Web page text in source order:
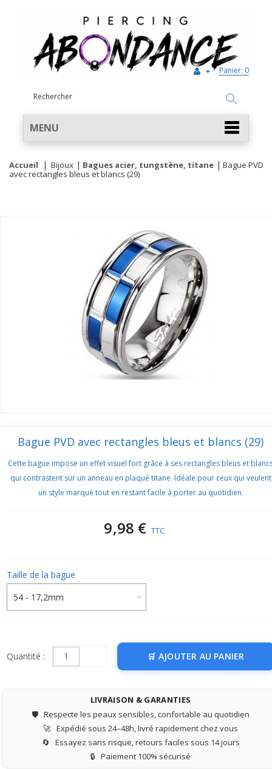
Panier: 0
MENU
Accueil Bijoux Bagues acier, tungstène, titane
Bague PVD
avec rectangles bleus et blancs (29)
Bague PVD avec rectangles bleus et blancs (29)
Cette bague impose un effet visuel fort grâce à ses rectangles bleus et
qui contrastent sur un anneau en plaqué titane. Idéale pour ceux qui veulent
un style marqué tout en restant facile à porter au quotidien.
9,98 € TTC
Taille de la bague
Quantité : AJOUTER AU PANIER
LIVRAISON & GARANTIES
🛡️ Respecte les peaux sensibles, confortable au quotidien
🚀 Expédié sous 24–48h, livré rapidement chez vous
🔄 Essayez sans risque, retours faciles sous 14 jours
🔒 Paiement 100% sécurisé